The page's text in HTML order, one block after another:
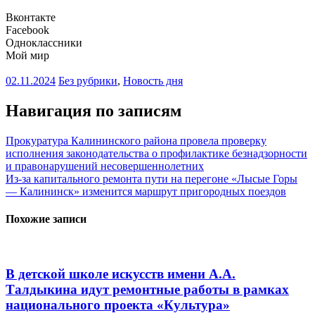
Вконтакте
Facebook
Одноклассники
Мой мир
02.11.2024 Без рубрики, Новость дня
Навигация по записям
Прокуратура Калининского района провела проверку
исполнения законодательства о профилактике безнадзорности
и правонарушений несовершеннолетних
Из-за капитального ремонта пути на перегоне «Лысые Горы
— Калининск» изменится маршрут пригородных поездов
Похожие записи
В детской школе искусств имени А.А.
Талдыкина идут ремонтные работы в рамках
национального проекта «Культура»